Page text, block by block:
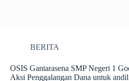
BERITA
OSIS Gantarasena SMP Negeri 1
Aksi Penggalangan Dana untuk